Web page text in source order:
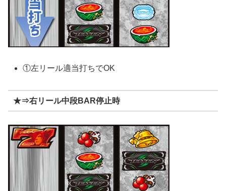
①左リール適当打ちでOK
★⇒右リール中段BAR停止時